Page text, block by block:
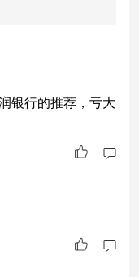
银行的推荐，亏大